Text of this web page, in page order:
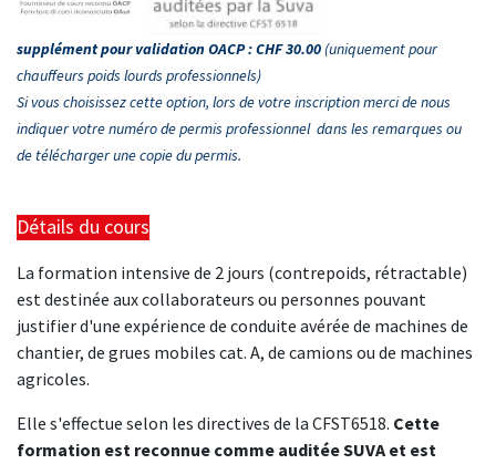
supplément pour validation OACP : CHF 30.00 (uniquement pour
chauffeurs poids lourds professionnels)
Sivous choisissez cette option, lors de votre inscription merci denous
indiquer votre numéro de permis professionnel dans les remarques ou
de télécharger une copie du permis.
Détails du cours
La formation intensive de 2 jours (contrepoids, rétractable)
est destinée aux collaborateurs ou personnes pouvant
justifier d'une expérience de conduite avérée de machines de
chantier, de grues mobiles cat. A, de camions ou de machines
agricoles.
Elle s'effectue selon les directives de la CFST6518. Cette
formation est reconnue comme auditée SUVA et est